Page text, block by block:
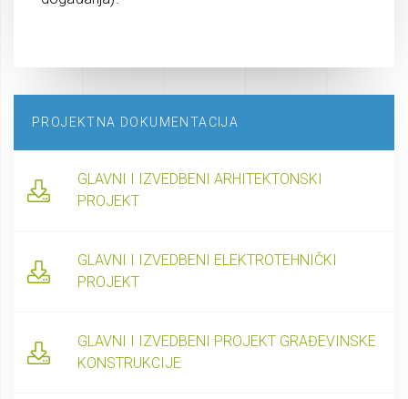
PROJEKTNA DOKUMENTACIJA
GLAVNI I IZVEDBENI ARHITEKTONSKI
PROJEKT
GLAVNI I IZVEDBENI ELEKTROTEHNIČKI
PROJEKT
GLAVNI I IZVEDBENI PROJEKT GRAĐEVINSKE
KONSTRUKCIJE